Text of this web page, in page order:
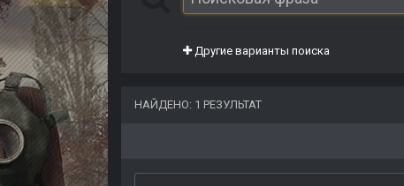
Другие варианты поиска
НАЙДЕНО: 1 РЕЗУЛЬТАТ